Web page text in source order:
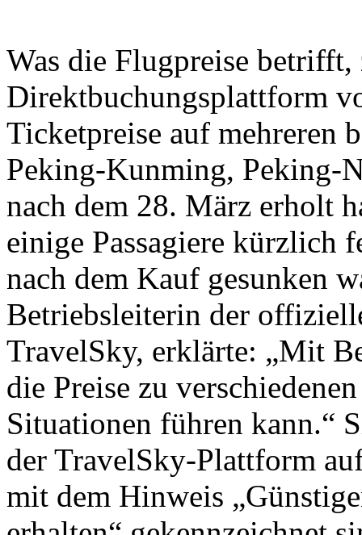
Was die Flugpreise
Direktbuchungsplattform
Ticketpreise auf mehreren
Peking-Kunming, Peking-
nach dem 28. März erholt
einige Passagiere kürzlich
nach dem Kauf gesunken
Betriebsleiterin der
TravelSky, erklärte: „Mit
die Preise zu
Situationen führen kann.“
der TravelSky-Plattform
mit dem Hinweis